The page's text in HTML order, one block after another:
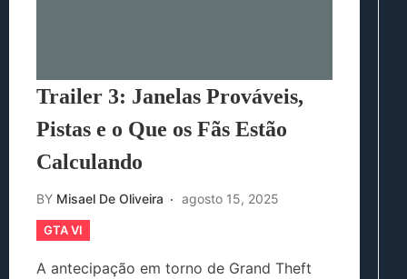
Trailer 3: Janelas Prováveis,
Pistas e o Que os Fãs Estão
Calculando
BY Misael De Oliveira agosto 15, 2025
GTA VI
A antecipação em torno de Grand Theft